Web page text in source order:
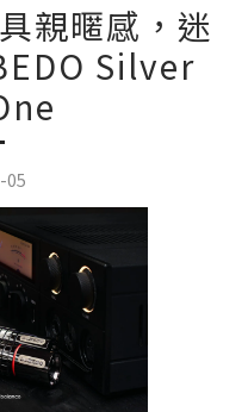
親暱感，迷
Silver
05